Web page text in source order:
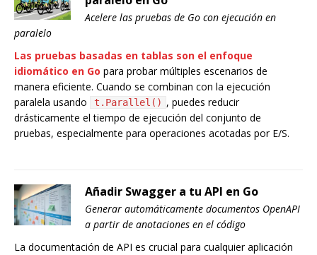
Acelere las pruebas de Go con ejecución en
paralelo
Las pruebas basadas en tablas son el enfoque
idiomático en Go para probar múltiples escenarios de
manera eficiente. Cuando se combinan con la ejecución
paralela usando
t.Parallel() , puedes reducir
drásticamente el tiempo de ejecución del conjunto de
pruebas, especialmente para operaciones acotadas por E/S.
Añadir Swagger a tu API en Go
Generar automáticamente documentos OpenAPI
a partir de anotaciones en el código
La documentación de API es crucial para cualquier aplicación